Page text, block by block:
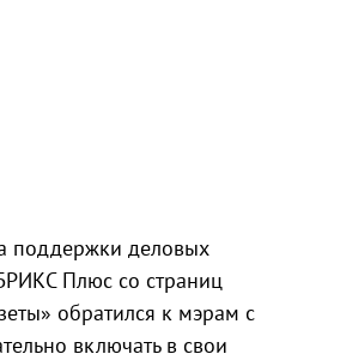
поддержки деловых
Плюс со страниц
обратился к мэрам с
включать в свои